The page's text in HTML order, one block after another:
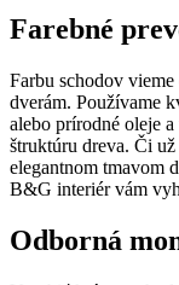
Farebné
Farbu schodov
dverám. Používame
alebo prírodné oleje
štruktúru dreva. Či
elegantnom tmavom
B&G interiér vám
Odborná